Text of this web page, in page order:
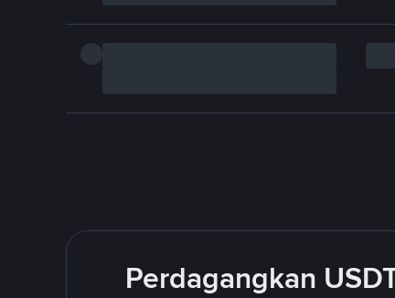
Perdagangkan